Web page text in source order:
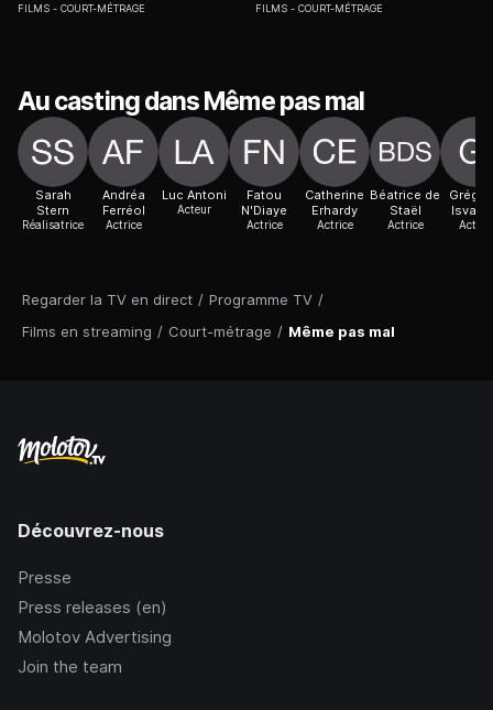
Regarder la TV en direct / Programme TV /
Films en streaming / Court-métrage / Même pas mal
FILMS COURT-MÉTRAGE FILMS COURT-MÉTRAGE
Au casting dans Même pas mal
Sarah
Stern
Réalisatrice
Andréa
Ferréol
Actrice
Luc Antoni
Acteur
Fatou
N'Diaye
Actrice
Catherine
Erhardy
Actrice
Béatrice de
Staël
Actrice Acteur
Découvrez-nous
Presse
Press releases (en)
Molotov Advertising
Join the team